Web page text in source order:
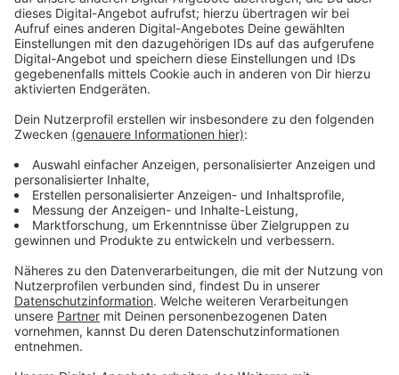
Immer auf dem Laufenden
bleiben!
Verpass' nichts mehr - mit unserem kostenlosen
ANTENNE BAYERN Newsletter. Ob Nachrichten,
informieren dich.
Zum Newsletter anmelden